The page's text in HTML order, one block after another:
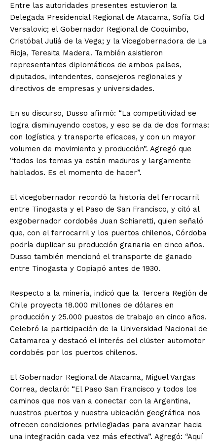
Entre las autoridades presentes estuvieron la
Delegada Presidencial Regional de Atacama, Sofía Cid
Versalovic; el Gobernador Regional de Coquimbo,
Cristóbal Juliá de la Vega; y la Vicegobernadora de La
Rioja, Teresita Madera. También asistieron
representantes diplomáticos de ambos países,
diputados, intendentes, consejeros regionales y
directivos de empresas y universidades.
En su discurso, Dusso afirmó: “La competitividad se
logra disminuyendo costos, y eso se da de dos formas:
con logística y transporte eficaces, y con un mayor
volumen de movimiento y producción”. Agregó que
“todos los temas ya están maduros y largamente
hablados. Es el momento de hacer”.
El vicegobernador recordó la historia del ferrocarril
entre Tinogasta y el Paso de San Francisco, y citó al
exgobernador cordobés Juan Schiaretti, quien señaló
que, con el ferrocarril y los puertos chilenos, Córdoba
podría duplicar su producción granaria en cinco años.
Dusso también mencionó el transporte de ganado
entre Tinogasta y Copiapó antes de 1930.
Respecto a la minería, indicó que la Tercera Región de
Chile proyecta 18.000 millones de dólares en
producción y 25.000 puestos de trabajo en cinco años.
Celebró la participación de la Universidad Nacional de
Catamarca y destacó el interés del clúster automotor
cordobés por los puertos chilenos.
El Gobernador Regional de Atacama, Miguel Vargas
Correa, declaró: “El Paso San Francisco y todos los
caminos que nos van a conectar con la Argentina,
nuestros puertos y nuestra ubicación geográfica nos
ofrecen condiciones privilegiadas para avanzar hacia
una integración cada vez más efectiva”. Agregó: “Aquí